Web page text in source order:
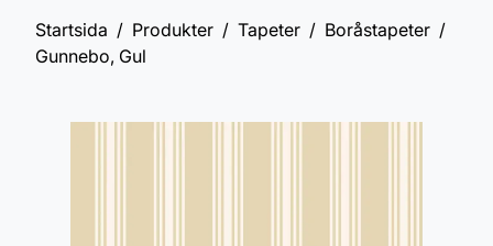
Startsida Produkter Tapeter
Boråstapeter
Gunnebo, Gul